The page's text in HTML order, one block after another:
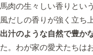
馬肉の生々しい香りとい
風だしの香りが強く立ち上
出汁のような自然で豊か
た。わが家の愛犬たちは